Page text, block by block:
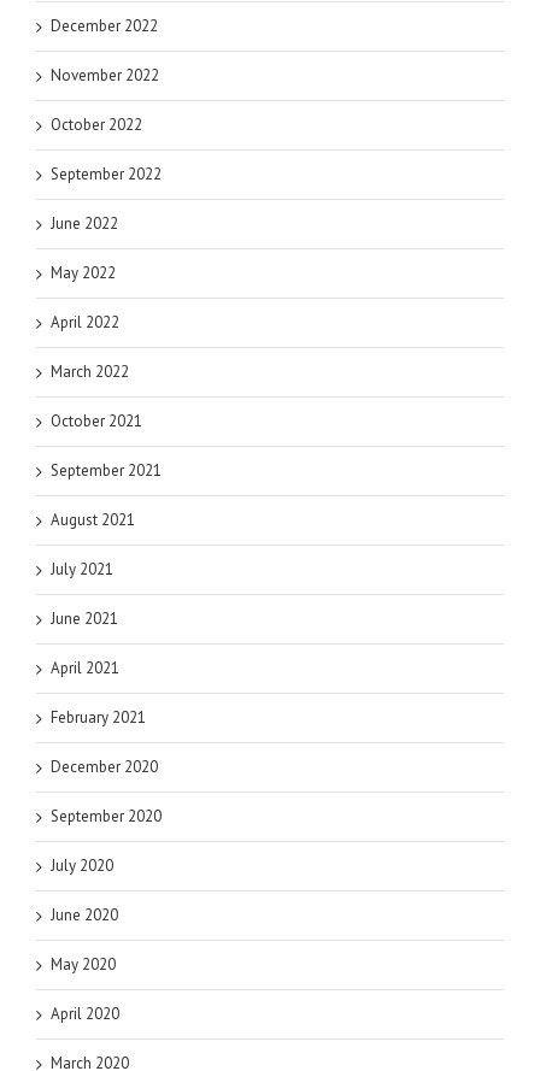
December 2022
November 2022
October 2022
September 2022
June 2022
May 2022
April 2022
March 2022
October 2021
September 2021
August 2021
July 2021
June 2021
April 2021
February 2021
December 2020
September 2020
July 2020
June 2020
May 2020
April 2020
March 2020